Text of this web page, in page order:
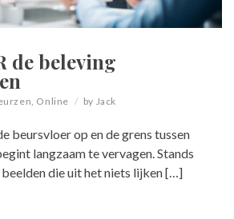
de beleving
Online by Jack
beursvloer op en de grens tussen
langzaam te vervagen. Stands
die uit het niets lijken […]